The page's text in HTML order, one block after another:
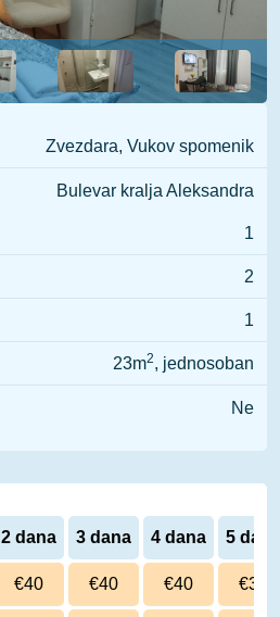
Zvezdara, Vukov spomenik
Bulevar kralja Aleksandra
1
2
1
23m2, jednosoban
Ne
2 dana 3 dana 4 dana 5 dana
€40 €40 €40 €38